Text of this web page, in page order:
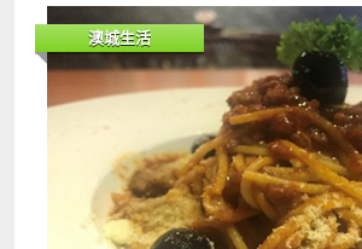
士，還是占有多數，剩下的就看這個坑
上半年罪案數據 此外，保安司公布上
體犯罪活動呈下降趨勢，從去年同期的
降至今年的6,900多宗，降幅約2.8%。
罪、侵犯財產罪、妨害社會生活罪、妨
得下降，未納入其他組別的罪案則上升
年的暴力犯罪案：290多宗 今年的暴力
宗 禁錮、強奸、殺人均有上升 縱火、
有下降 強奸從去年上半年的13宗上升至
其中有11宗受害人為本澳居民，多數
地區珠海夏灣，一名男子因家庭矛盾做
竟持刀捅傷了自己的妻子和嶽父，妻子
父則是搶救無效死亡。 現時，該名男子
至於案情還需進一步調查。 本月29號
友圈以及分享群裏面廣泛流傳一則視頻
夏灣新村發生一起凶殺案。 據現場目擊
追趕受害者長達一條街。 2名傷者（1
上流下了大量血跡；經警方初步調查，
子饒某的丈夫，死亡男子是饒某的父親
澳城生活